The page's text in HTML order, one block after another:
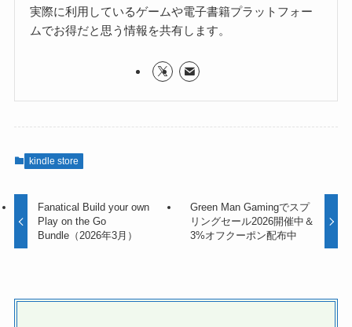
実際に利用しているゲームや電子書籍プラットフォー
ムでお得だと思う情報を共有します。
kindle store
Fanatical Build your own
Play on the Go
Bundle（2026年3月）
Green Man Gamingでスプ
リングセール2026開催中＆
3%オフクーポン配布中